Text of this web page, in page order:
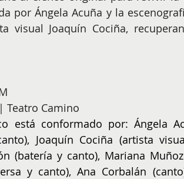
por Ángela Acuña y la
visual Joaquín Cociña,
Teatro Camino
está conformado por: Ángela
Joaquín Cociña (artista
(batería y canto), Mariana
y canto), Ana Corbalán